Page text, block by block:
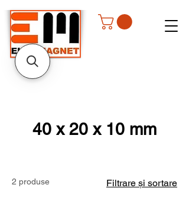
40 x 20 x 10 mm
2 produse Filtrare și sortare